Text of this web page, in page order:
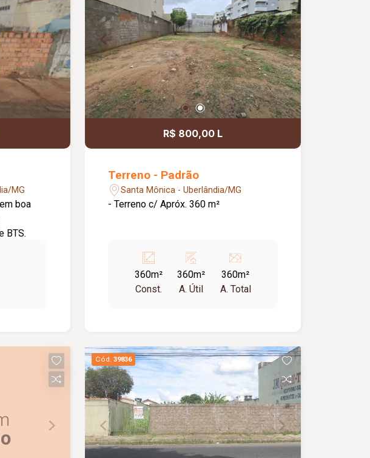
MG
BTS.
R$ 800,00 L
Terreno - Padrão
Santa Mônica - Uberlândia/MG
- Terreno c/ Apróx. 360 m²
360m²
Const.
360m²
A. Útil
360m²
A. Total
Cód. 39836